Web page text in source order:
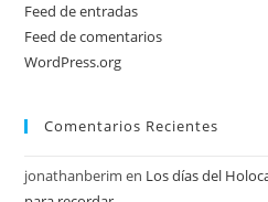
Feed de entradas
Feed de comentarios
WordPress.org
Comentarios Recientes
jonathanberim en Los días del